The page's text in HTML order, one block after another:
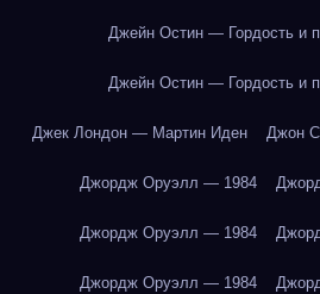
Джейн Остин — Гордость и
Джейн Остин — Гордость и
Джек Лондон — Мартин Иден Джон
Джордж Оруэлл — 1984
Джордж Оруэлл — 1984
Джордж Оруэлл — 1984